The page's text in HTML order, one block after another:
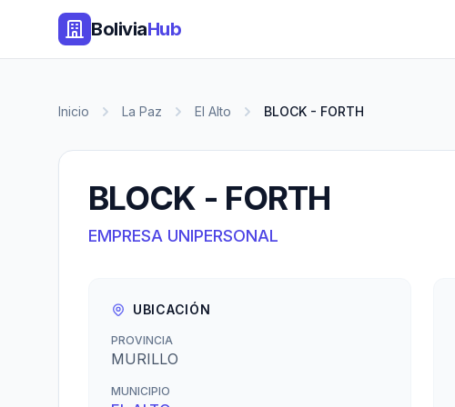
BoliviaHub
Inicio La Paz El Alto BLOCK - FORTH
BLOCK - FORTH
EMPRESA UNIPERSONAL
UBICACIÓN
PROVINCIA
MURILLO
MUNICIPIO